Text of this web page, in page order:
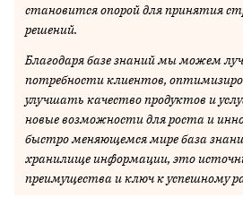
становится опорой для принятия
решений.
Благодаря базе знаний мы можем
потребности клиентов,
улучшать качество продуктов и
новые возможности для роста и
быстро меняющемся мире база
хранилище информации, это
преимущества и ключ к успешному